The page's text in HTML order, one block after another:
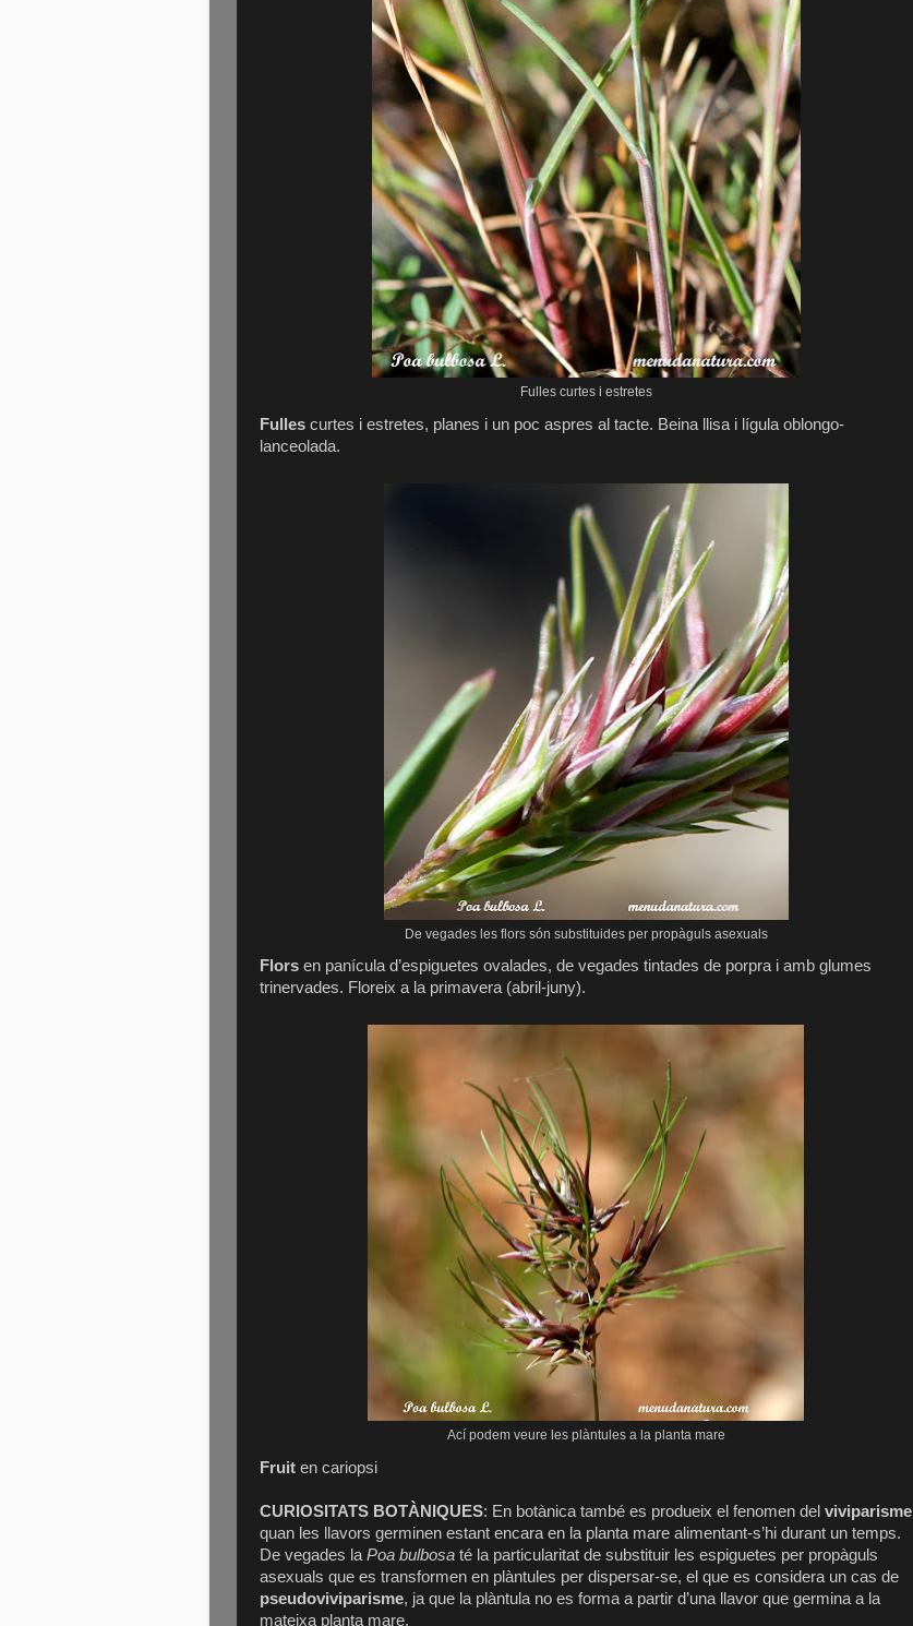
Fulles curtes i estretes
Fulles curtes i estretes, planes i un poc aspres al tacte. Beina llisa i lígula oblongo-
lanceolada.
De vegades les flors són substituides per propàguls asexuals
Flors en panícula d’espiguetes ovalades, de vegades tintades de porpra i amb glumes
trinervades. Floreix a la primavera (abril-juny).
Ací podem veure les plàntules a la planta mare
Fruit en cariopsi
CURIOSITATS BOTÀNIQUES: En botànica també es produeix el fenomen del viviparisme
quan les llavors germinen estant encara en la planta mare alimentant-s’hi durant un temps.
De vegades la Poa bulbosa té la particularitat de substituir les espiguetes per propàguls
asexuals que es transformen en plàntules per dispersar-se, el que es considera un cas de
pseudoviviparisme, ja que la plàntula no es forma a partir d’una llavor que germina a la
mateixa planta mare.